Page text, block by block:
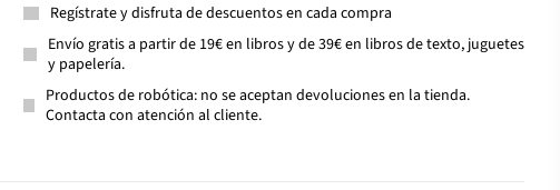
Regístrate y disfruta de descuentos en cada compra
Envío gratis a partir de 19€ en libros y de 39€ en libros de texto, juguetes
y papelería.
Productos de robótica: no se aceptan devoluciones en la tienda.
Contacta con atención al cliente.